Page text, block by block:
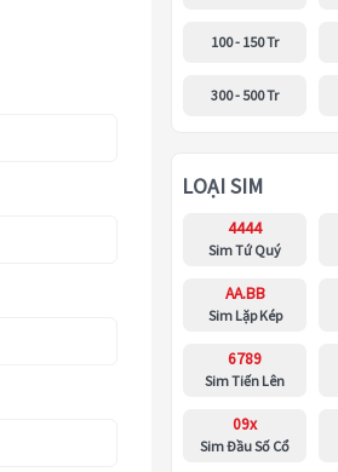
100 - 150 Tr
300 - 500 Tr
LOẠI SIM
4444
Sim Tứ Quý
AA.BB
Sim Lặp Kép
6789
Sim Tiến Lên
09x
Sim Đầu Số Cổ